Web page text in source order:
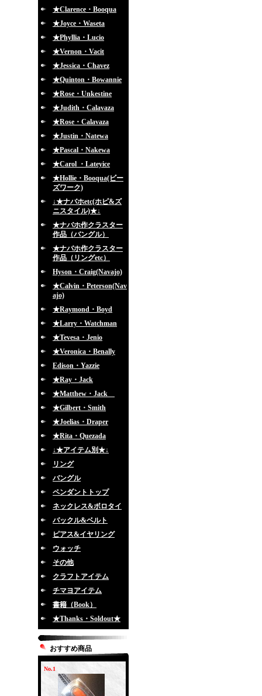
★Clarence・Booqua
★Joyce・Waseta
★Phyllia・Lucio
★Vernon・Vacit
★Jessica・Chavez
★Quinton・Bowannie
★Rose・Unkestine
★Judith・Calavaza
★Rose・Calavaza
★Justin・Natewa
★Pascal・Nakewa
★Carol ・Lateyice
★Hollie・Booqua(ビー
ズワーク)
↓★ナバホetc(ホピ&ズ
ニスタイル)★↓
★ナバホ作クラスター
作品（バングル）
★ナバホ作クラスター
作品（リングetc）
Hyson・Craig(Navajo)
★Calvin・Peterson(Nav
ajo)
★Raymond・Boyd
★Larry・Watchman
★Tevesa・Jenio
★Veronica・Benally
Edison・Yazzie
★Ray・Jack
★Matthew・Jack
★Gilbert・Smith
★Joelias・Draper
★Rita・Quezada
↓★アイテム別★↓
リング
バングル
ペンダントトップ
ネックレス&ボロタイ
バックル&ベルト
ピアス&イヤリング
ウォッチ
その他
クラフトアイテム
チマヨアイテム
書籍（Book）
★Thanks・Soldout★
おすすめ商品
No.1